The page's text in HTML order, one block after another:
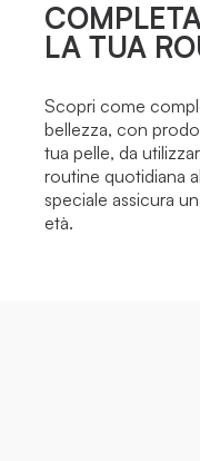
LA TUA
Scopri come
bellezza, con
tua pelle, da
routine quotidiana
speciale assicura
età.